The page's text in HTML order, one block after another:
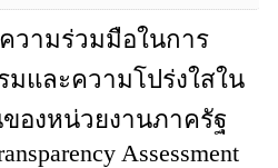
วามร่วมมือในการ
และความโปร่งใสใน
องหน่วยงานภาครัฐ
Assessment